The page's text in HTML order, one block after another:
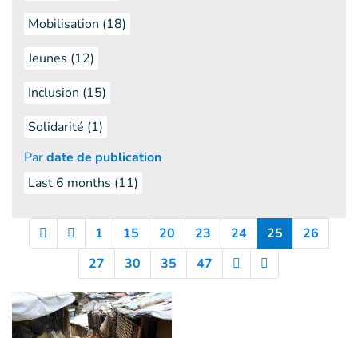
Mobilisation (18)
Jeunes (12)
Inclusion (15)
Solidarité (1)
Pardate de publication
Last 6 months (11)
1 15 20 23 24 25 (Current)
26
27
30 35 47